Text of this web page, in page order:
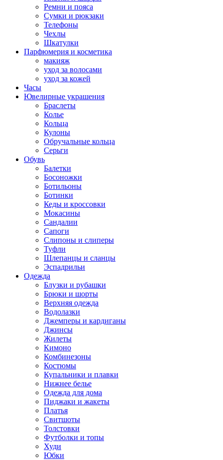
Ремни и пояса
Сумки и рюкзаки
Телефоны
Чехлы
Шкатулки
Парфюмерия и косметика
макияж
уход за волосами
уход за кожей
Часы
Ювелирные украшения
Браслеты
Колье
Кольца
Кулоны
Обручальные кольца
Серьги
Обувь
Балетки
Босоножки
Ботильоны
Ботинки
Кеды и кроссовки
Мокасины
Сандалии
Сапоги
Слипоны и слиперы
Туфли
Шлепанцы и сланцы
Эспадрильи
Одежда
Блузки и рубашки
Брюки и шорты
Верхняя одежда
Водолазки
Джемперы и кардиганы
Джинсы
Жилеты
Кимоно
Комбинезоны
Костюмы
Купальники и плавки
Нижнее белье
Одежда для дома
Пиджаки и жакеты
Платья
Свитшоты
Толстовки
Футболки и топы
Худи
Юбки